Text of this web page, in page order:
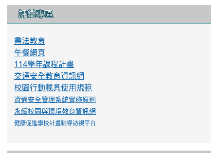
評鑑專區
書法教育
午餐網頁
114學年課程計畫
交通安全教育資訊網
校園行動載具使用規範
資通安全管理系統實施原則
永續校園與環境教育資訊網
健康促進學校計畫輔導訪視平台